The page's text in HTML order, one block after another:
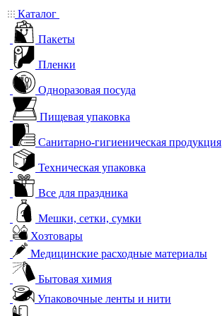
Каталог
Пакеты
Пленки
Одноразовая посуда
Пищевая упаковка
Санитарно-гигиеническая продукция
Техническая упаковка
Все для праздника
Мешки, сетки, сумки
Хозтовары
Медицинские расходные материалы
Бытовая химия
Упаковочные ленты и нити